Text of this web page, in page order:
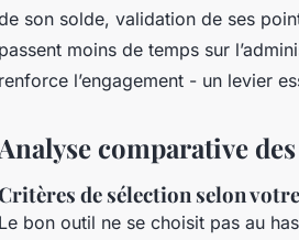
son solde, validation de ses
passent moins de temps sur
renforce l’engagement - un levier
comparative
de sélection selon
Le bon outil ne se choisit pas au